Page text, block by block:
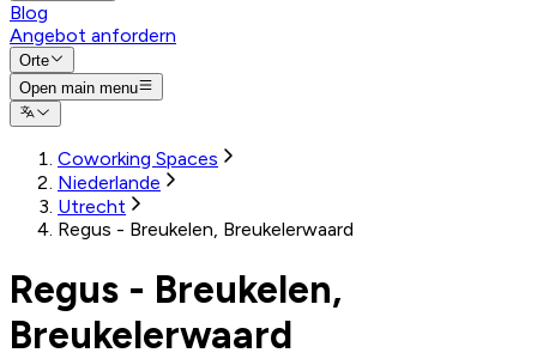
Blog
Angebot anfordern
Orte
Open main menu
Coworking Spaces
Niederlande
Utrecht
Regus - Breukelen, Breukelerwaard
Regus - Breukelen,
Breukelerwaard